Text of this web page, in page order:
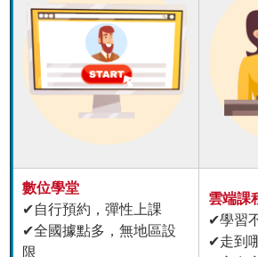
數位學堂
✔自行預約，彈性上課
✔全國據點多，無地區設
限
雲端課
✔學習
✔走到